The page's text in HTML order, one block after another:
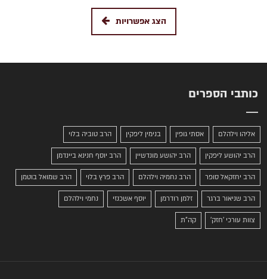
הצג אפשרויות
כותבי הספרים
אליהו וילהלם אסתי גופין בנימין ליפקין הרב טוביה בלוי
הרב יהושע ליפקין הרב יהושע מונדשיין הרב יוסף חנינא ביינדמן
הרב יחזקאל סופר הרב נחמיה וילהלם הרב פרץ בלוי הרב שמואל בוטמן
הרב שניאור ברגר זלמן רודרמן יוסף אשכנזי נחמי וילהלם
צוות עורכי 'חזק' קה"ת